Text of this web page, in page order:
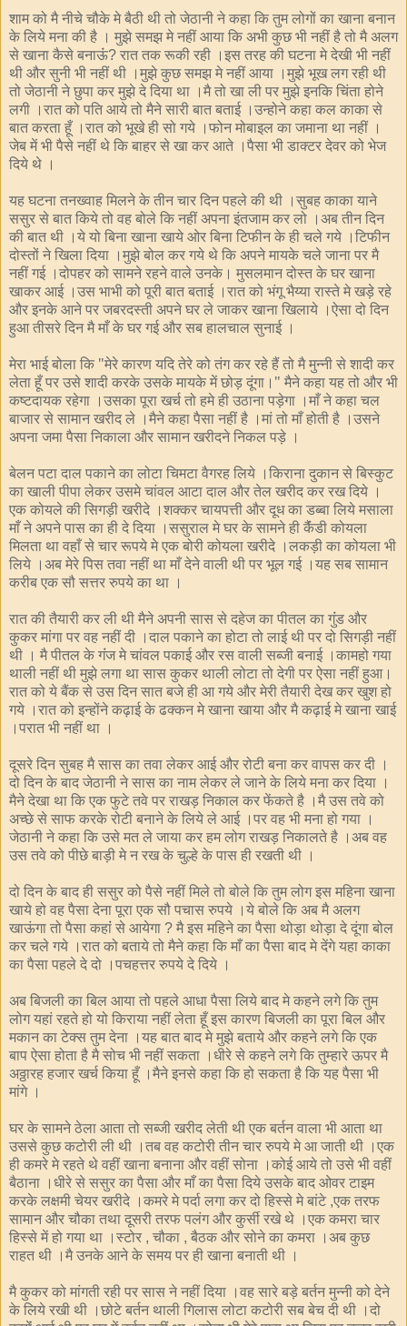
शाम को मै नीचे चौके मे बैठी थी तो जेठानी ने कहा कि तुम लोगों का खाना बनान
के लिये मना की है । मुझे समझ मे नहीं आया कि अभी कुछ भी नहीं है तो मै अलग
से खाना कैसे बनाऊंं? रात तक रूकी रही ।इस तरह की घटना मे देखी भी नहीं
थी और सुनी भी नहीं थी ।मुझे कुछ समझ मे नहीं आया ।मुझे भूख लग रही थी
तो जेठानी ने छुपा कर मुझे दे दिया था ।मै तो खा ली पर मुझे इनकि चिंता होने
लगी ।रात को पति आये तो मैने सारी बात बताई ।उन्होने कहा कल काका से
बात करता हूँ ।रात को भूखे ही सो गये ।फोन मोबाइल का जमाना था नहीं ।
जेब में भी पैसे नहीं थे कि बाहर से खा कर आते ।पैसा भी डाक्टर देवर को भेज
दिये थे ।
यह घटना तनख्वाह मिलने के तीन चार दिन पहले की थी ।सुबह काका याने
ससुर से बात किये तो वह बोले कि नहीं अपना इंतजाम कर लो ।अब तीन दिन
की बात थी ।ये यो बिना खाना खाये ओर बिना टिफीन के ही चले गये ।टिफीन
दोस्तों ने खिला दिया ।मुझे बोल कर गये थे कि अपने मायके चले जाना पर मै
नहीं गई ।दोपहर को सामने रहने वाले उनके। मुसलमान दोस्त के घर खाना
खाकर आई ।उस भाभी को पूरी बात बताई ।रात को भंगू भैय्या रास्ते मे खड़े रहे
और इनके आने पर जबरदस्ती अपने घर ले जाकर खाना खिलाये ।ऐसा दो दिन
हुआ तीसरे दिन मै माँ के घर गई और सब हालचाल सुनाई ।
मेरा भाई बोला कि "मेरे कारण यदि तेरे को तंग कर रहे हैं तो मै मुन्नी से शादी कर
लेता हूँ पर उसे शादी करके उसके मायके में छोड़ दूंगा।" मैने कहा यह तो और भी
कष्टदायक रहेगा ।उसका पूरा खर्च तो हमे ही उठाना पड़ेगा ।माँ ने कहा चल
बाजार से सामान खरीद ले ।मैने कहा पैसा नहीं है ।मां तो माँ होती है ।उसने
अपना जमा पैसा निकाला और सामान खरीदने निकल पड़े ।
बेलन पटा दाल पकाने का लोटा चिमटा वैगरह लिये ।किराना दुकान से बिस्कुट
का खाली पीपा लेकर उसमे चांवल आटा दाल और तेल खरीद कर रख दिये ।
एक कोयले की सिगड़ी खरीदे ।शक्कर चायपत्ती और दूध का डब्बा लिये मसाला
माँ ने अपने पास का ही दे दिया ।ससुराल मे घर के सामने ही कैंंडी कोयला
मिलता था वहाँ से चार रूपये मे एक बोरी कोयला खरीदे ।लकड़ी का कोयला भी
लिये ।अब मेरे पिस तवा नहीं था माँ देने वाली थी पर भूल गई ।यह सब सामान
करीब एक सौ सत्तर रुपये का था ।
रात की तैयारी कर ली थी मैने अपनी सास से दहेज का पीतल का गुंंड और
कुकर मांगा पर वह नहीं दी ।दाल पकाने का होटा तो लाई थी पर दो सिगड़ी नहीं
थी । मै पीतल के गंंज मे चांवल पकाई और रस वाली सब्जी बनाई ।कामहो गया
थाली नहीं थी मुझे लगा था सास कुकर थाली लोटा तो देगी पर ऐसा नहीं हुआ।
रात को ये बैंक से उस दिन सात बजे ही आ गये और मेरी तैयारी देख कर खुश हो
गये ।रात को इन्होंने कढ़ाई के ढक्कन मे खाना खाया और मै कढ़ाई मे खाना खाई
।परात भी नहीं था ।
दूसरे दिन सुबह मै सास का तवा लेकर आई और रोटी बना कर वापस कर दी ।
दो दिन के बाद जेठानी ने सास का नाम लेकर ले जाने के लिये मना कर दिया ।
मैने देखा था कि एक फुटे तवे पर राखड़ निकाल कर फेंकते है ।मै उस तवे को
अच्छे से साफ करके रोटी बनाने के लिये ले आई ।पर वह भी मना हो गया ।
जेठानी ने कहा कि उसे मत ले जाया कर हम लोग राखड़ निकालते है ।अब वह
उस तवे को पीछे बाड़ी मे न रख के चुल्हे के पास ही रखती थी ।
दो दिन के बाद ही ससुर को पैसे नहीं मिले तो बोले कि तुम लोग इस महिना खाना
खाये हो वह पैसा देना पूरा एक सौ पचास रुपये ।ये बोले कि अब मै अलग
खाऊंगा तो पैसा कहांं से आयेगा ? मै इस महिने का पैसा थोड़ा थोड़ा दे दूंगा बोल
कर चले गये ।रात को बताये तो मैने कहा कि माँ का पैसा बाद मे देंगे यहा काका
का पैसा पहले दे दो ।पचहत्तर रुपये दे दिये ।
अब बिजली का बिल आया तो पहले आधा पैसा लिये बाद मे कहने लगे कि तुम
लोग यहां रहते हो यो किराया नहीं लेता हूँ इस कारण बिजली का पूरा बिल और
मकान का टेक्स तुम देना ।यह बात बाद मे मुझे बताये और कहने लगे कि एक
बाप ऐसा होता है मै सोच भी नहीं सकता ।धीरे से कहने लगे कि तुम्हारे ऊपर मै
अठ्ठारह हजार खर्च किया हूँ ।मैने इनसे कहा कि हो सकता है कि यह पैसा भी
मांगे ।
घर के सामने ठेला आता तो सब्जी खरीद लेती थी एक बर्तन वाला भी आता था
उससे कुछ कटोरी ली थी ।तब वह कटोरी तीन चार रुपये मे आ जाती थी ।एक
ही कमरे मे रहते थे वहीं खाना बनाना और वहीं सोना ।कोई आये तो उसे भी वहीं
बैठाना ।धीरे से ससुर का पैसा और माँ का पैसा दिये उसके बाद ओवर टाइम
करके लक्षमी चेयर खरीदे ।कमरे मे पर्दा लगा कर दो हिस्से मे बांटे ,एक तरफ
सामान और चौका तथा दूसरी तरफ पलंग और कुर्सी रखे थे ।एक कमरा चार
हिस्से में हो गया था ।स्टोर , चौका , बैठक और सोने का कमरा ।अब कुछ
राहत थी ।मै उनके आने के समय पर ही खाना बनाती थी ।
मै कुकर को मांगती रही पर सास ने नहीं दिया ।वह सारे बड़े बर्तन मुन्नी को देने
के लिये रखी थी ।छोटे बर्तन थाली गिलास लोटा कटोरी सब बेच दी थी ।दो